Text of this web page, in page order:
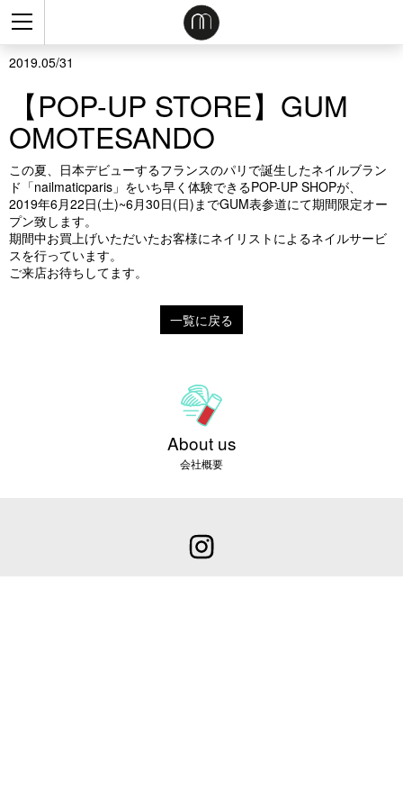
2019.05/31
【POP-UP STORE】GUM
OMOTESANDO
この夏、日本デビューするフランスのパリで誕生したネイルブラン
ド「nailmaticparis」をいち早く体験できるPOP-UP SHOPが、
2019年6月22日(土)~6月30日(日)までGUM表参道にて期間限定オー
プン致します。
期間中お買上げいただいたお客様にネイリストによるネイルサービ
スを行っています。
ご来店お待ちしてます。
一覧に戻る
About us
会社概要